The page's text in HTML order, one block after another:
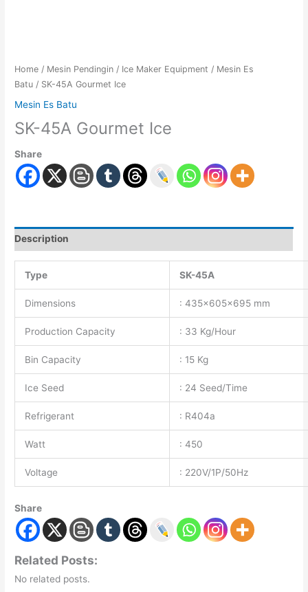
Home / Mesin Pendingin / Ice Maker Equipment / Mesin Es
Batu / SK-45A Gourmet Ice
Mesin Es Batu
SK-45A Gourmet Ice
Share
Description
Type SK-45A
Dimensions : 435x605x695 mm
Production Capacity : 33 Kg/Hour
Bin Capacity : 15 Kg
Ice Seed : 24 Seed/Time
Refrigerant : R404a
Watt : 450
Voltage : 220V/1P/50Hz
Share
Related Posts:
No related posts.